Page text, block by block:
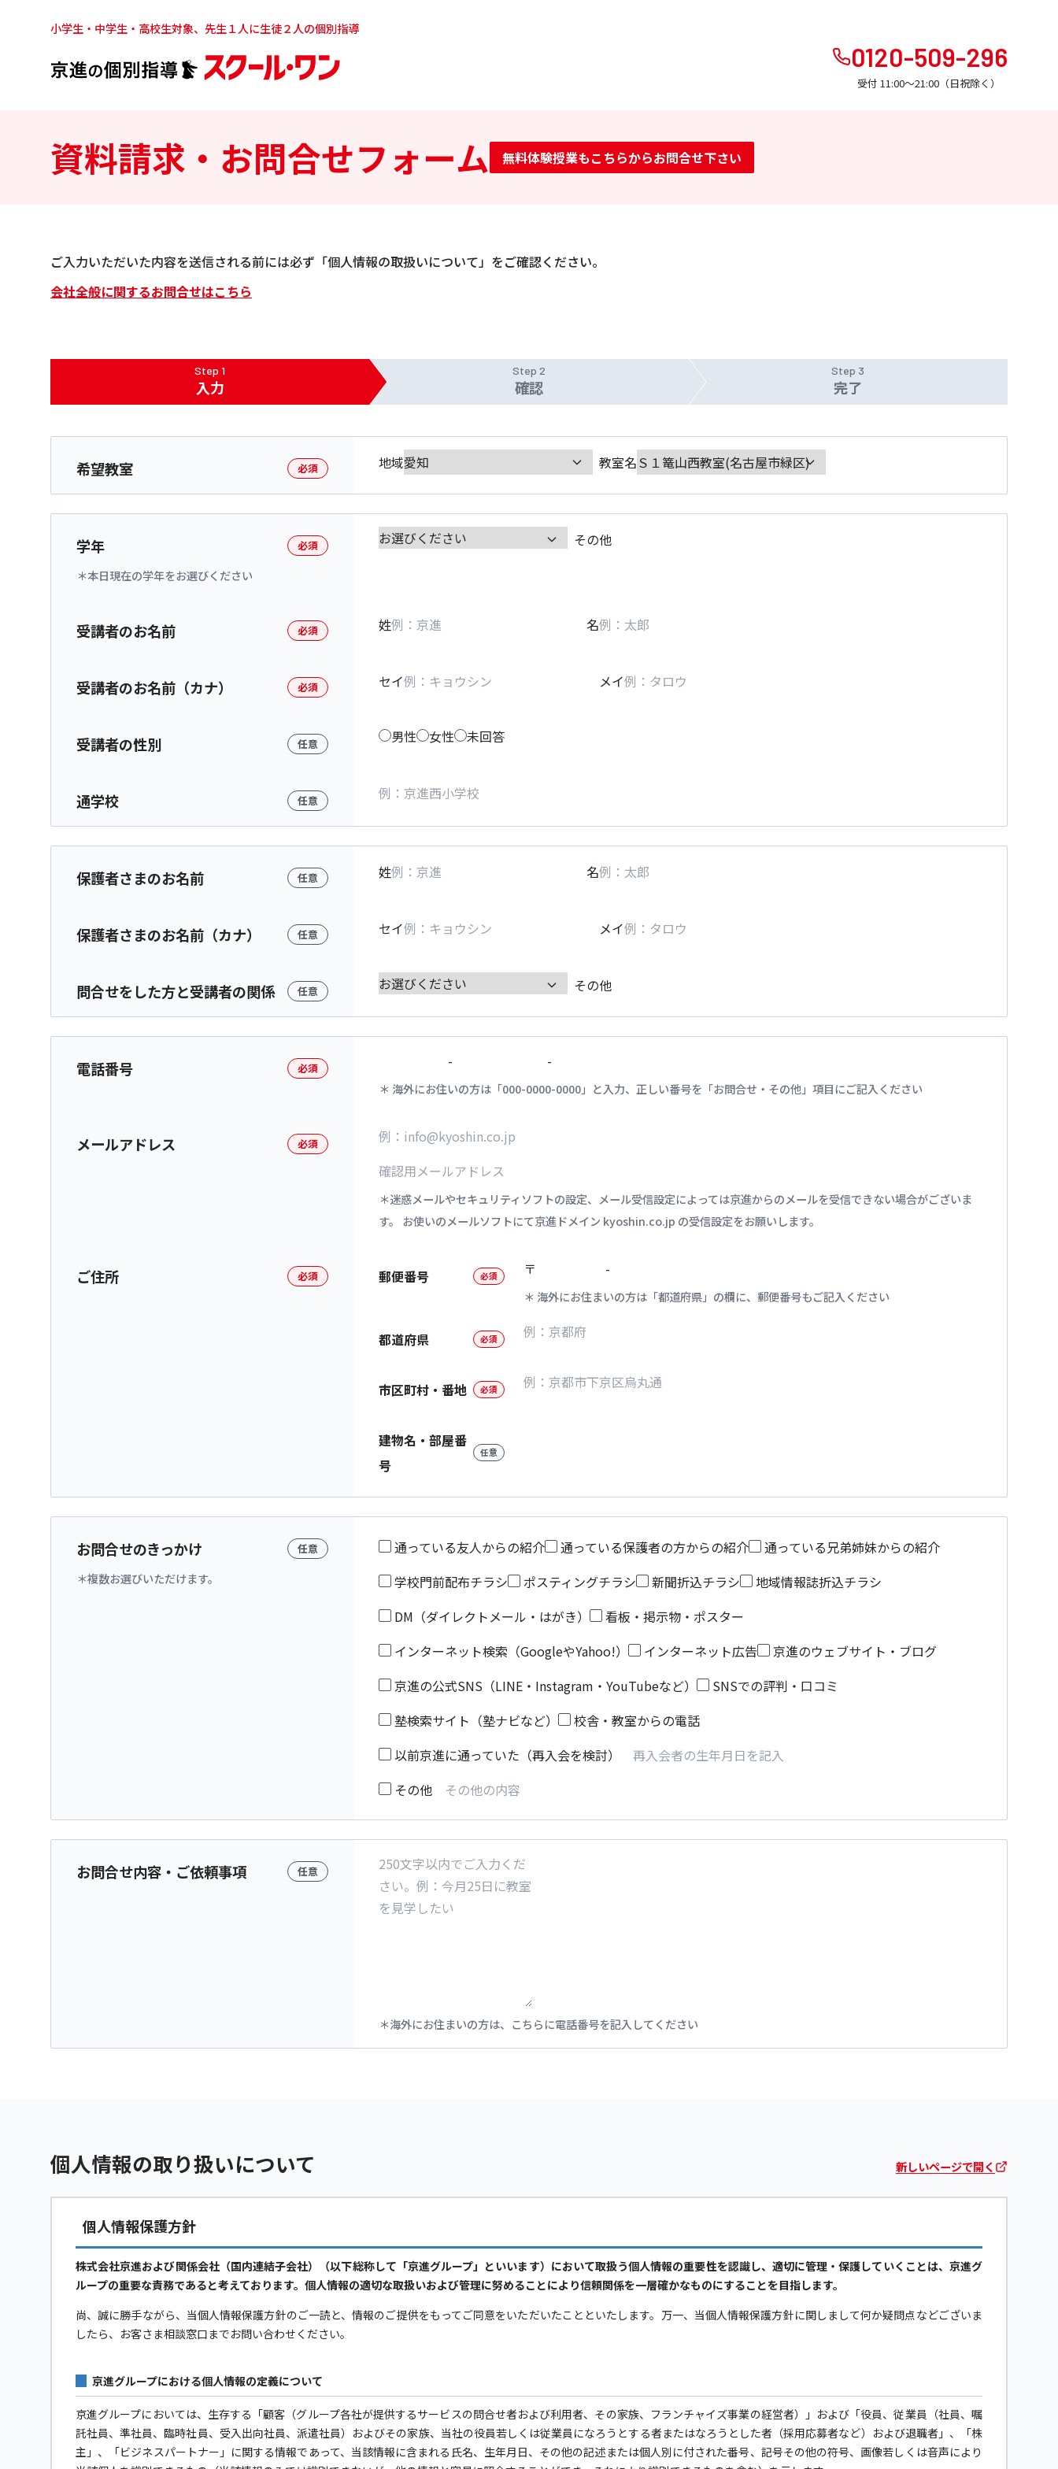
小学生・中学生・高校生対象、先生１人に生徒２人の個別指導
0120-509-296
受付 11:00～21:00（日祝除く）
資料請求・お問合せフォーム 無料体験授業もこちらからお問合せ下さい
ご入力いただいた内容を送信される前には必ず「個人情報の取扱いについて」をご確認ください。
会社全般に関するお問合せはこちら
Step 1
入力
Step 2
確認
Step 3
完了
希望教室 必須 地域 教室名
学年 必須
本日現在の学年をお選びください
その他
受講者のお名前 必須 姓 名
受講者のお名前（カナ） 必須 セイ メイ
受講者の性別 任意 男性 女性 未回答
通学校 任意
保護者さまのお名前 任意 姓 名
保護者さまのお名前（カナ） 任意 セイ メイ
問合せをした方と受講者の関係 任意 その他
電話番号 必須 - -
海外にお住いの方は「000-0000-0000」と入力、正しい番号を「お問合せ・その他」項目にご記入ください
メールアドレス 必須
迷惑メールやセキュリティソフトの設定、メール受信設定によっては京進からのメールを受信できない場合がございま
す。 お使いのメールソフトにて京進ドメイン kyoshin.co.jp の受信設定をお願いします。
ご住所 必須 郵便番号 必須 〒 -
海外にお住まいの方は「都道府県」の欄に、郵便番号もご記入ください
都道府県 必須
市区町村・番地 必須
建物名・部屋番
号
任意
お問合せのきっかけ 任意
複数お選びいただけます。
通っている友人からの紹介 通っている保護者の方からの紹介
通っている兄弟姉妹からの紹介
学校門前配布チラシ
ポスティングチラシ 新聞折込チラシ
地域情報誌折込チラシ
DM（ダイレクトメール・はがき）
看板・掲示物・ポスター
インターネット検索（GoogleやYahoo!）
インターネット広告
京進のウェブサイト・ブログ
京進の公式SNS（LINE・Instagram・YouTubeなど）
SNSでの評判・口コミ
塾検索サイト（塾ナビなど）
校舎・教室からの電話
以前京進に通っていた（再入会を検討）
その他
お問合せ内容・ご依頼事項 任意
海外にお住まいの方は、こちらに電話番号を記入してください
個人情報の取り扱いについて 新しいページで開く
個人情報保護方針
株式会社京進および関係会社（国内連結子会社）（以下総称して「京進グループ」といいます）において取扱う個人情報の重要性を認識し、適切に管理・保護していくことは、京進グ
ループの重要な責務であると考えております。個人情報の適切な取扱いおよび管理に努めることにより信頼関係を一層確かなものにすることを目指します。
尚、誠に勝手ながら、当個人情報保護方針のご一読と、情報のご提供をもってご同意をいただいたことといたします。万一、当個人情報保護方針に関しまして何か疑問点などございま
したら、お客さま相談窓口までお問い合わせください。
京進グループにおける個人情報の定義について
京進グループにおいては、生存する「顧客（グループ各社が提供するサービスの問合せ者および利用者、その家族、フランチャイズ事業の経営者）」および「役員、従業員（社員、嘱
託社員、準社員、臨時社員、受入出向社員、派遣社員）およびその家族、当社の役員若しくは従業員になろうとする者またはなろうとした者（採用応募者など）および退職者」、「株
主」、「ビジネスパートナー」に関する情報であって、当該情報に含まれる氏名、生年月日、その他の記述または個人別に付された番号、記号その他の符号、画像若しくは音声により